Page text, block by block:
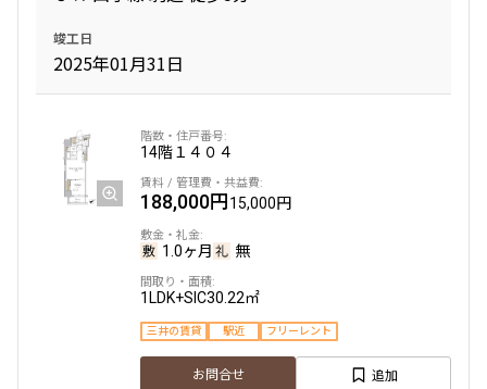
200,000円
竣工日
2025年01月31日
14階 １４０４
188,000円15,000円
1.0ヶ月 無
1LDK+SIC30.22㎡
三井の賃貸 駅近 フリーレント
お問合せ 追加